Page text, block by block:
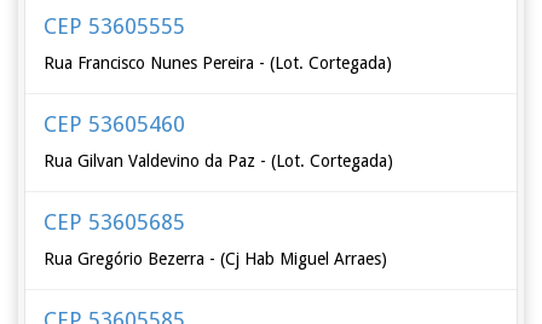
CEP 53605555
Rua Francisco Nunes Pereira - (Lot. Cortegada)
CEP 53605460
Rua Gilvan Valdevino da Paz - (Lot. Cortegada)
CEP 53605685
Rua Gregório Bezerra - (Cj Hab Miguel Arraes)